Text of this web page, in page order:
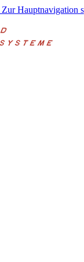
Zur Hauptnavigation